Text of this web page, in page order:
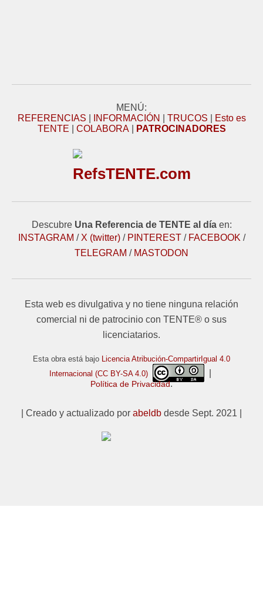
MENÚ:
REFERENCIAS
INFORMACIÓN TRUCOS
Esto es
TENTE
COLABORA| PATROCINADORES
RefsTENTE.com
Descubre Una Referencia de TENTE al díaen:
INSTAGRAM / X (twitter)/ PINTEREST/ FACEBOOK /
TELEGRAM / MASTODON
Esta web es divulgativa y no tiene ninguna relación
comercial ni de patrocinio con TENTE® o sus
licenciatarios.
Esta obra está bajo Licencia Atribución-CompartirIgual 4.0
Internacional (CC BY-SA 4.0)
Política de Privacidad.
| Creado y actualizado por abeldb desde Sept. 2021 |